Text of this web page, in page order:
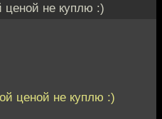
не куплю :)
ценой не куплю :)